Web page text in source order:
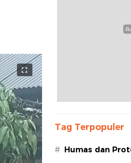
Tag Terpopuler
# Humas dan